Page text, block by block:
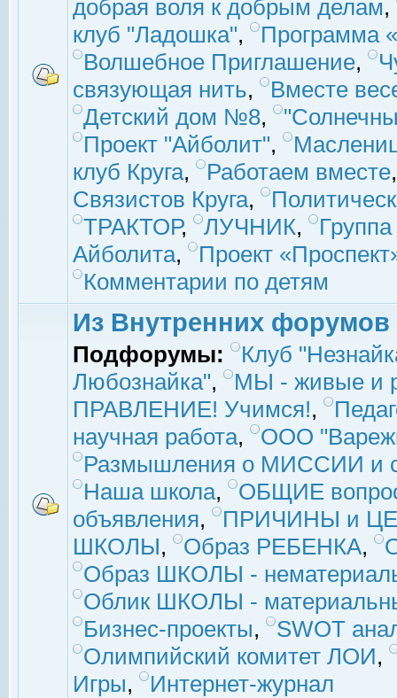
добрая воля к добрым делам,
клуб "Ладошка",
Программа
Волшебное Приглашение,
связующая нить,
Вместе
Детский дом №8,
Проект "Айболит",
клуб Круга, Работаем вместе
Связистов Круга,
ТРАКТОР, ЛУЧНИК,
Айболита,
Проект
Комментарии по детям
Из Внутренних форумов
Подфорумы:
Клуб
Любознайка",
МЫ - живые и
ПРАВЛЕНИЕ! Учимся!,
научная работа,
ООО
Размышления о МИССИИ и
Наша школа,
ОБЩИЕ
объявления,
ПРИЧИНЫ и
ШКОЛЫ, Образ РЕБЕНКА,
Образ ШКОЛЫ -
Облик ШКОЛЫ -
Бизнес-проекты,
SWOT
Олимпийский комитет ЛОИ,
Игры, Интернет-журнал